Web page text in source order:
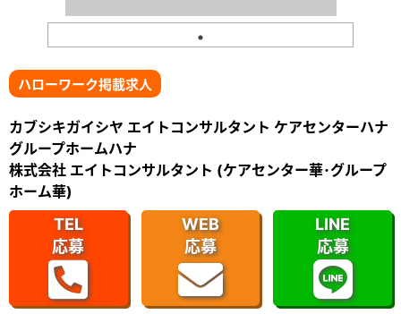
ハローワーク掲載求人
カブシキガイシヤ エイトコンサルタント ケアセンターハナ
グループホームハナ
株式会社 エイトコンサルタント (ケアセンター華･グループ
ホーム華)
TEL
応募
WEB
応募
LINE
応募